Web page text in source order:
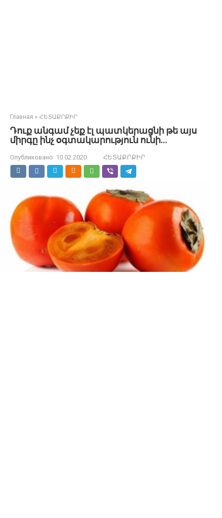
Главная » ՀԵՏԱՔՐՔԻՐ
Դուք անգամ չեք էլ պատկերացնի թե այս
միրգը ինչ օգտակարություն ունի…
Опубликовано: 10.02.2020 ՀԵՏԱՔՐՔԻՐ